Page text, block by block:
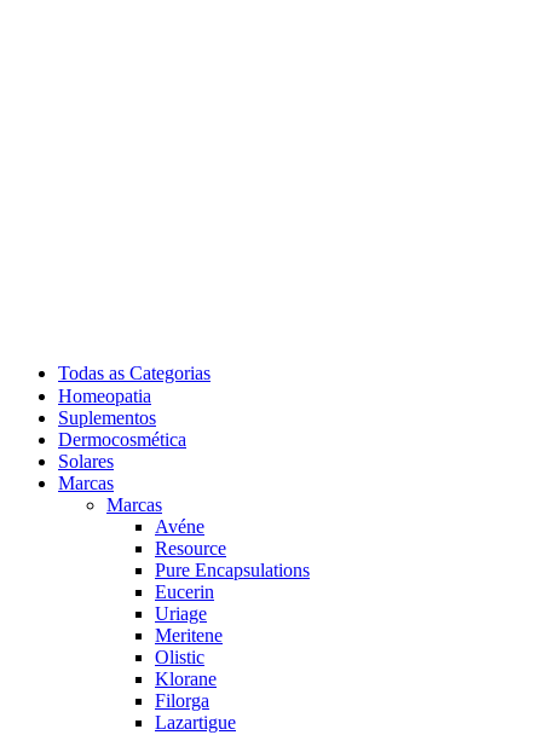
Todas as Categorias
Homeopatia
Suplementos
Dermocosmética
Solares
Marcas
Marcas
Avéne
Resource
Pure Encapsulations
Eucerin
Uriage
Meritene
Olistic
Klorane
Filorga
Lazartigue